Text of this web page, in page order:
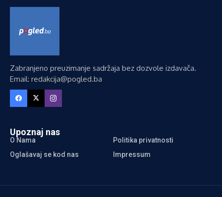
Zabranjeno preuzimanje sadržaja bez dozvole izdavača.
Email: redakcija@pogled.ba
Upoznaj nas
O Nama
Politika privatnosti
Oglašavaj se kod nas
Impressum